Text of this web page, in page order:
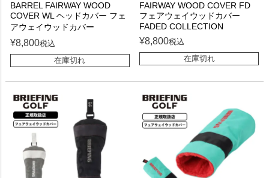
BARREL FAIRWAY WOOD
COVER WL ヘッドカバー フェ
アウェイウッドカバー
¥8,800税込
在庫切れ
FAIRWAY WOOD COVER FD
フェアウェイウッドカバー
FADED COLLECTION
¥8,800税込
在庫切れ